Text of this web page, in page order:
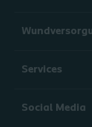
Services
Social Media